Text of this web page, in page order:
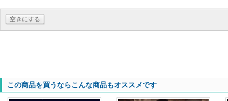
空きにする
この商品を買うならこんな商品もオススメです